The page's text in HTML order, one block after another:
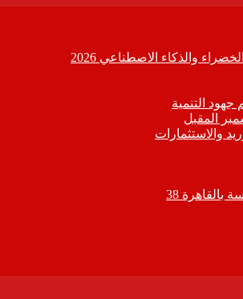
والذكاء الاصطناعي 2026
جهود التنمية
والاستثمارات
38